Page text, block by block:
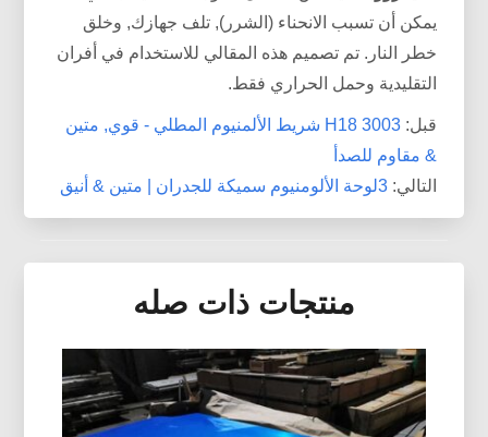
يمكن أن تسبب الانحناء (الشرر), تلف جهازك, وخلق
خطر النار. تم تصميم هذه المقالي للاستخدام في أفران
التقليدية وحمل الحراري فقط.
قبل:
3003 H18 شريط الألمنيوم المطلي - قوي, متين
& مقاوم للصدأ
التالي:3لوحة الألومنيوم سميكة للجدران | متين & أنيق
منتجات ذات صله